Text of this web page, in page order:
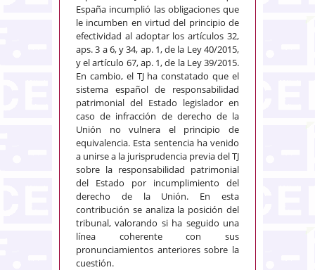
España incumplió las obligaciones que
le incumben en virtud del principio de
efectividad al adoptar los artículos 32,
aps. 3 a 6, y 34, ap. 1, de la Ley 40/2015,
y el artículo 67, ap. 1, de la Ley 39/2015.
En cambio, el TJ ha constatado que el
sistema español de responsabilidad
patrimonial del Estado legislador en
caso de infracción de derecho de la
Unión no vulnera el principio de
equivalencia. Esta sentencia ha venido
a unirse a la jurisprudencia previa del TJ
sobre la responsabilidad patrimonial
del Estado por incumplimiento del
derecho de la Unión. En esta
contribución se analiza la posición del
tribunal, valorando si ha seguido una
línea coherente con sus
pronunciamientos anteriores sobre la
cuestión.